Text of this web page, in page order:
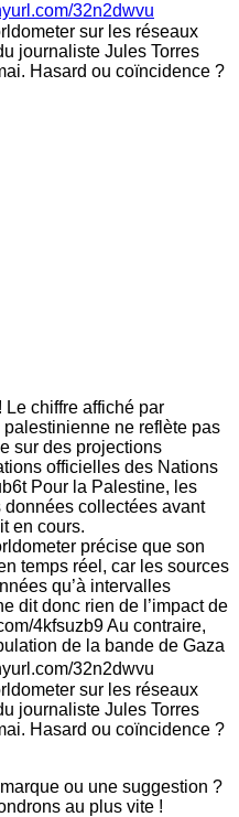
32n2dwvu
sur les réseaux
journaliste Jules Torres
Hasard ou coïncidence ?
Le chiffre affiché par
ne reflète pas
sur des projections
officielles des Nations
Pour la Palestine, les
collectées avant
en cours.
précise que son
temps réel, car les sources
qu’à intervalles
dit donc rien de l’impact de
4kfsuzb9 Au contraire,
de la bande de Gaza
32n2dwvu
sur les réseaux
journaliste Jules Torres
Hasard ou coïncidence ?
ou une suggestion ?
au plus vite !